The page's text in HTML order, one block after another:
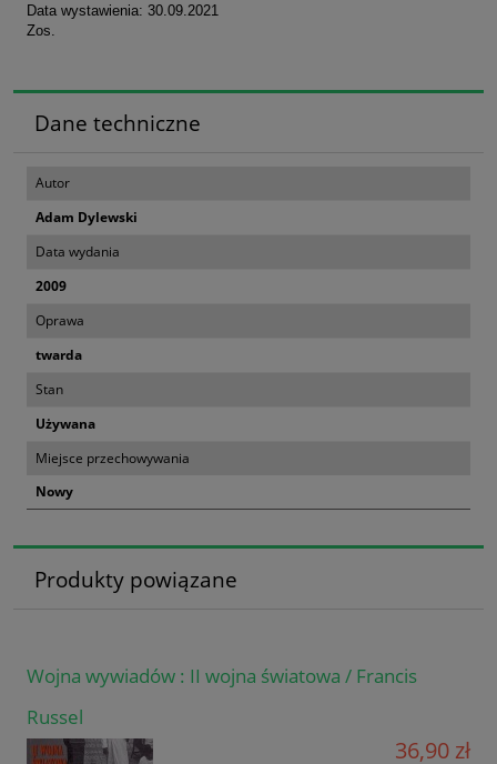
Data wystawienia: 30.09.2021
Zos.
Dane techniczne
Autor
Adam Dylewski
Data wydania
2009
Oprawa
twarda
Stan
Używana
Miejsce przechowywania
Nowy
Produkty powiązane
Wojna wywiadów : II wojna światowa / Francis
Russel
36,90 zł